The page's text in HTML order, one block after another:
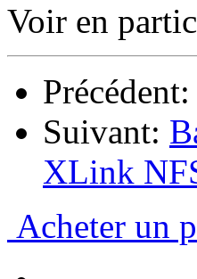
Voir en
Précédent:
Suivant:
XLink
Acheter un